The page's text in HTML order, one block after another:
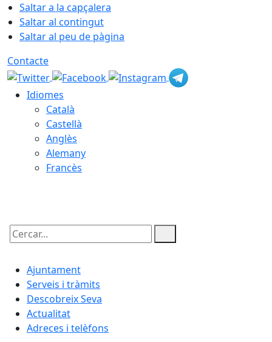
Saltar a la capçalera
Saltar al contingut
Saltar al peu de pàgina
Contacte
Idiomes
Català
Castellà
Anglès
Alemany
Francès
Cercar:
Ajuntament
Serveis i tràmits
Descobreix Seva
Actualitat
Adreces i telèfons